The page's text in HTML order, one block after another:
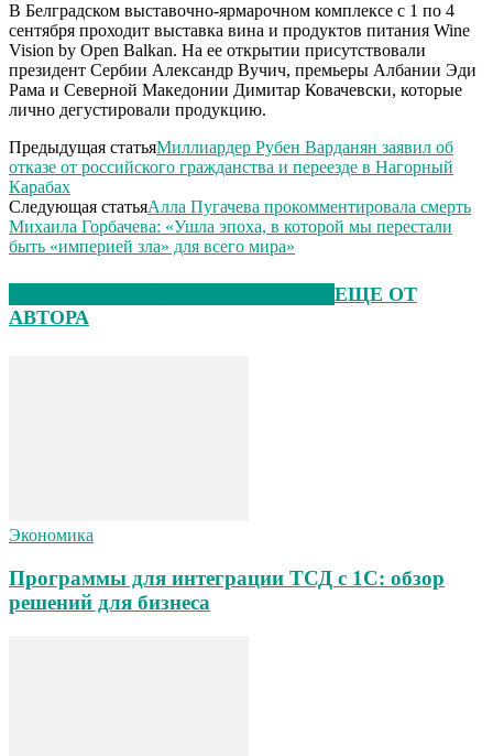
В Белградском выставочно-ярмарочном комплексе с 1 по 4
сентября проходит выставка вина и продуктов питания Wine
Vision by Open Balkan. На ее открытии присутствовали
президент Сербии Александр Вучич, премьеры Албании Эди
Рама и Северной Македонии Димитар Ковачевски, которые
лично дегустировали продукцию.
Предыдущая статьяМиллиардер Рубен Варданян заявил об
отказе от российского гражданства и переезде в Нагорный
Карабах
Следующая статьяАлла Пугачева прокомментировала смерть
Михаила Горбачева: «Ушла эпоха, в которой мы перестали
быть «империей зла» для всего мира»
ЕЩЕ ОТ
АВТОРА
Экономика
Программы для интеграции ТСД с 1С: обзор
решений для бизнеса